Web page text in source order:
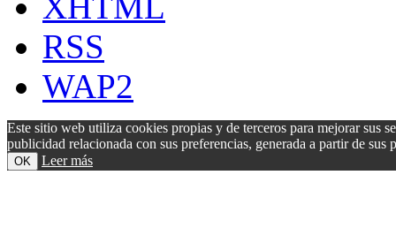
RSS
WAP2
Este sitio web utiliza cookies propias y de terceros para mejorar sus
publicidad relacionada con sus preferencias, generada a partir de
OK Leer más